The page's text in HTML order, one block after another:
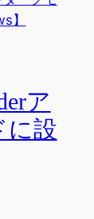
ア
に設